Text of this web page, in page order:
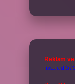
Reklam